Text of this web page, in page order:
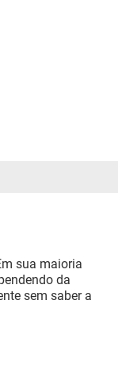
sua maioria
da
sem saber a